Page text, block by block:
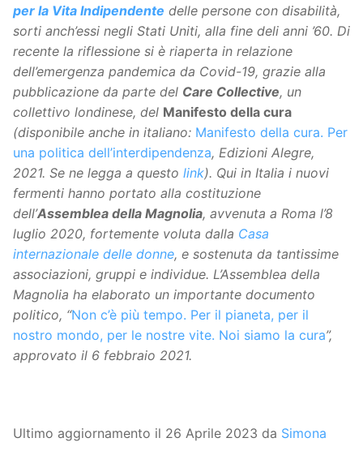
per la Vita Indipendente delle persone con disabilità,
sorti anch’essi negli Stati Uniti, alla fine deli anni ’60. Di
recente la riflessione si è riaperta in relazione
dell’emergenza pandemica da Covid-19, grazie alla
pubblicazione da parte del Care Collective, un
collettivo londinese, del Manifesto della cura
(disponibile anche in italiano: Manifesto della cura. Per
una politica dell’interdipendenza, Edizioni Alegre,
2021. Se ne legga a questo link). Qui in Italia i nuovi
fermenti hanno portato alla costituzione
dell’Assemblea della Magnolia, avvenuta a Roma l’8
luglio 2020, fortemente voluta dalla Casa
internazionale delle donne, e sostenuta da tantissime
associazioni, gruppi e individue. L’Assemblea della
Magnolia ha elaborato un importante documento
politico, “Non c’è più tempo. Per il pianeta, per il
nostro mondo, per le nostre vite. Noi siamo la cura”,
approvato il 6 febbraio 2021.
Ultimo aggiornamento il 26 Aprile 2023 da Simona